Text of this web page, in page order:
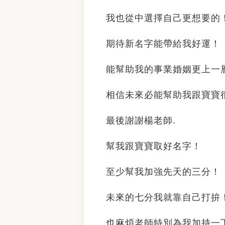
我也從中選擇自己更想要的！
期待新名字能帶給我好運！
能幫助我的事業婚姻更上一
相信未來必能幫助我跟寶寶
最後謝謝楊老師.
幫我跟寶寶取好名字！
至少幫我加強先天的三分！
未來的七分我就靠自己打拚！
也麻煩老師特別為我加持一